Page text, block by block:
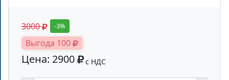
3000 -3%
Выгода 100
Цена: 2900 с НДС